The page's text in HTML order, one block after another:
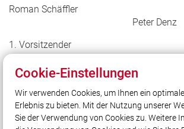
Roman
Peter
1.
1.
Cookie-Einstellungen
Wir verwenden Cookies, um Ihnen ein
Erlebnis zu bieten. Mit der Nutzung unserer
Sie der Verwendung von Cookies zu. Weitere